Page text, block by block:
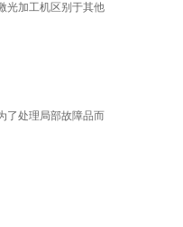
光加工机区别于其他
了处理局部故障品而